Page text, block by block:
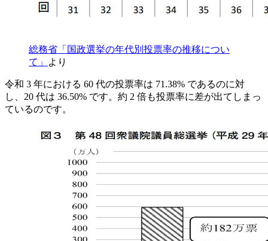
総務省「国政選挙の年代別投票率の推移につい
て」
より
令和 3 年における 60 代の投票率は 71.38% であるのに対
し、20 代は 36.50% です。約 2 倍も投票率に差が出てしまっ
ているのです。